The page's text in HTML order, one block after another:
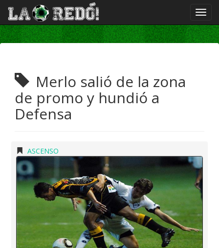
Merlo salió de la zona
de promo y hundió a
Defensa
ASCENSO